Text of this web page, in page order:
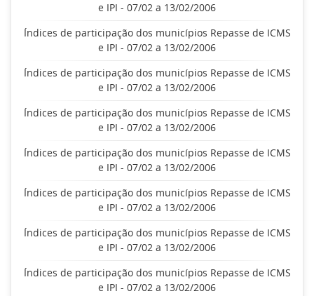
e IPI - 07/02 a 13/02/2006
Índices de participação dos municípios Repasse de ICMS
e IPI - 07/02 a 13/02/2006
Índices de participação dos municípios Repasse de ICMS
e IPI - 07/02 a 13/02/2006
Índices de participação dos municípios Repasse de ICMS
e IPI - 07/02 a 13/02/2006
Índices de participação dos municípios Repasse de ICMS
e IPI - 07/02 a 13/02/2006
Índices de participação dos municípios Repasse de ICMS
e IPI - 07/02 a 13/02/2006
Índices de participação dos municípios Repasse de ICMS
e IPI - 07/02 a 13/02/2006
Índices de participação dos municípios Repasse de ICMS
e IPI - 07/02 a 13/02/2006